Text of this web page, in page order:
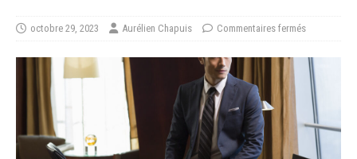
octobre 29, 2023 Aurélien Chapuis Commentaires fermés